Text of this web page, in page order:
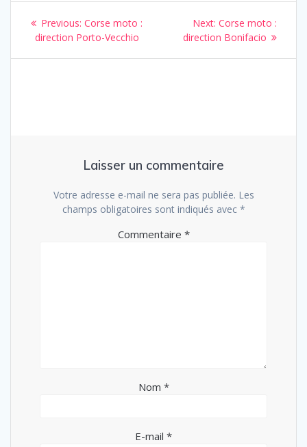
Navigation
Previous: Previous
post:
Corse moto :
direction Porto-Vecchio
Next: Next
post:
Corse moto :
direction Bonifacio
Laisser un commentaire
Votre adresse e-mail ne sera pas publiée. Les
champs obligatoires sont indiqués avec *
Commentaire *
Nom *
E-mail *